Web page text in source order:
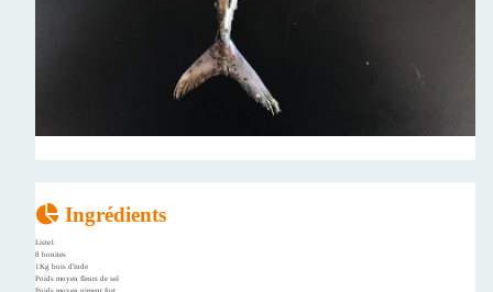
Ingrédients
Liste1
8 bonites
1Kg bois d'inde
Poids moyen fleurs de sel